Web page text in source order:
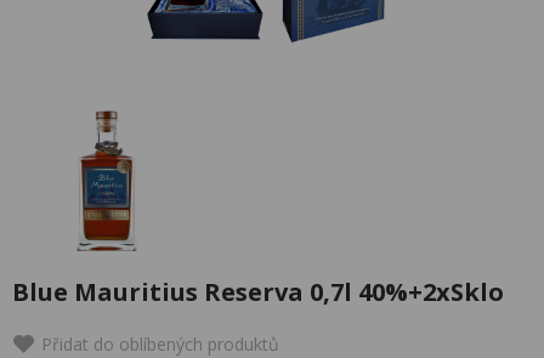
Blue Mauritius Reserva 0,7l 40%+2xSklo
Přidat do oblíbených produktů